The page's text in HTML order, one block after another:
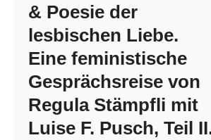
& Poesie der
lesbischen Liebe.
Eine feministische
Gesprächsreise von
Regula Stämpfli mit
Luise F. Pusch, Teil